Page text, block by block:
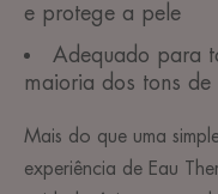
e protege a pele
Adequado para
maioria dos tons de
Mais do que uma
experiência de Eau